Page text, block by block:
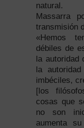
natural.
Massarra
transmisión
«Hemos
débiles de
la autoridad
la
imbéciles,
[los
cosas que
no son
aumenta